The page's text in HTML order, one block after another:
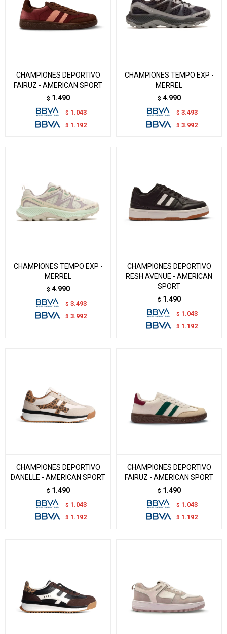
CHAMPIONES DEPORTIVO
FAIRUZ - AMERICAN SPORT
$ 1.490
$ 1.043
$ 1.192
CHAMPIONES TEMPO EXP -
MERREL
$ 4.990
$ 3.493
$ 3.992
CHAMPIONES TEMPO EXP -
MERREL
$ 4.990
$ 3.493
$ 3.992
CHAMPIONES DEPORTIVO
RESH AVENUE - AMERICAN
SPORT
$ 1.490
$ 1.043
$ 1.192
CHAMPIONES DEPORTIVO
DANELLE - AMERICAN SPORT
$ 1.490
$ 1.043
$ 1.192
CHAMPIONES DEPORTIVO
FAIRUZ - AMERICAN SPORT
$ 1.490
$ 1.043
$ 1.192